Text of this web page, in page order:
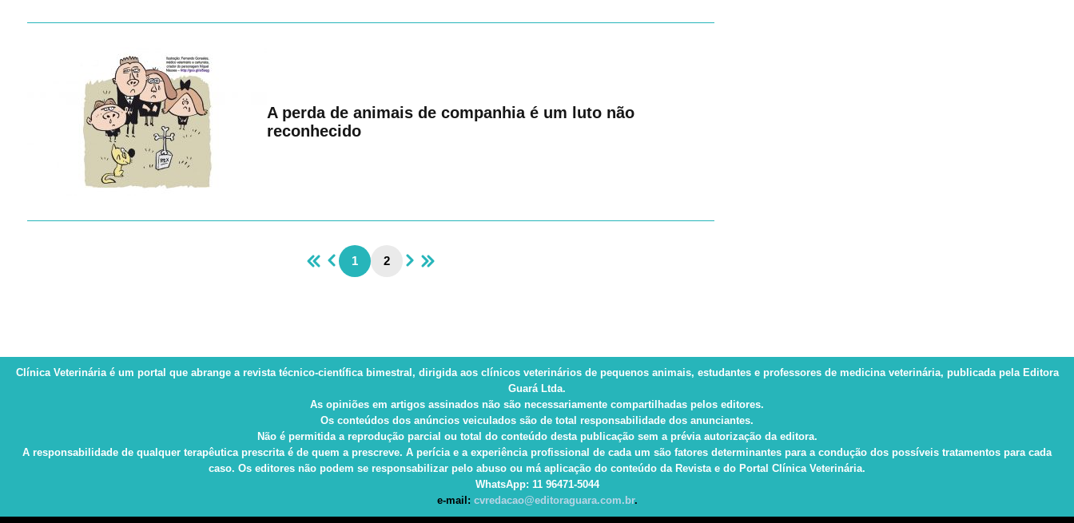
A perda de animais de companhia é um luto não
reconhecido
1 2
Clínica Veterináriaé um portal que abrange a revista técnico-científica bimestral, dirigida aos clínicos veterinários de pequenos animais, estudantes e professores de medicina veterinária, publicada pela Editora
Guará Ltda.
As opiniões em artigos assinados não são necessariamente compartilhadas pelos editores.
Os conteúdos dos anúncios veiculados são de total responsabilidade dos anunciantes.
Não é permitida a reprodução parcial ou total do conteúdo desta publicação sem a prévia autorização da editora.
A responsabilidade de qualquer terapêutica prescrita é de quem a prescreve. A perícia e a experiência profissional de cada um são fatores determinantes para a condução dos possíveis tratamentos para cada
caso. Os editores não podem se responsabilizar pelo abuso ou má aplicação do conteúdo da Revista e do Portal Clínica Veterinária.
WhatsApp: 11 96471-5044
e-mail: cvredacao@editoraguara.com.br.